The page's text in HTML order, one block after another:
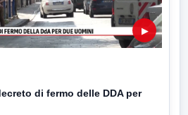
▶
di fermo delle DDA per